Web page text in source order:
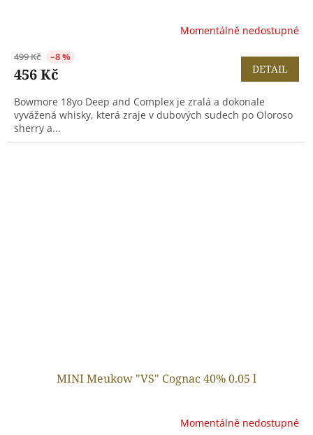
Momentálně nedostupné
499 Kč –8 %
456 Kč DETAIL
Bowmore 18yo Deep and Complex je zralá a dokonale
vyvážená whisky, která zraje v dubových sudech po Oloroso
sherry a...
MINI Meukow "VS" Cognac 40% 0.05 l
Momentálně nedostupné